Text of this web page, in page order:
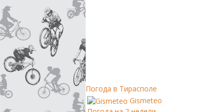
Погода в Тирасполе
Gismeteo